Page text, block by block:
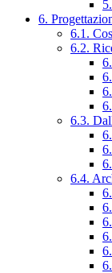
6.
6.1.
6.2.
6.3.
6.4.